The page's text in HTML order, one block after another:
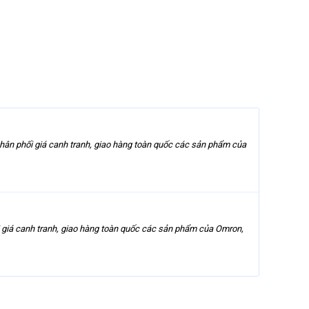
phối giá canh tranh, giao hàng toàn quốc các sản phẩm của
canh tranh, giao hàng toàn quốc các sản phẩm của Omron,